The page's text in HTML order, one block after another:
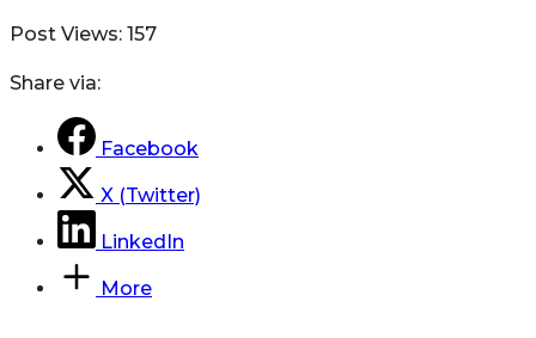
Post Views: 157
Share via:
Facebook
X (Twitter)
LinkedIn
More